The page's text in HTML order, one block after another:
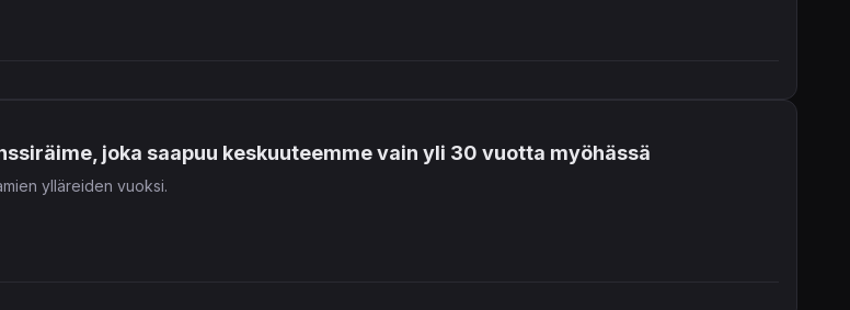
joka saapuu keskuuteemme vain yli 30 vuotta myöhässä
ylläreiden vuoksi.